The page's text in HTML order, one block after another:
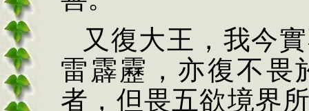
又復大王，我今
雷霹靂，亦復不畏
者，但畏五欲境界